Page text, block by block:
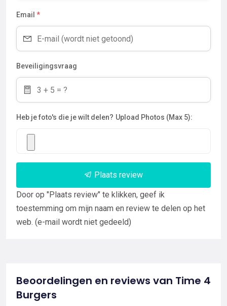
Email *
Beveiligingsvraag
Heb je foto's die je wilt delen? Upload Photos (Max 5):
Plaats review
Door op "Plaats review" te klikken, geef ik
toestemming om mijn naam en review te delen op het
web. (e-mail wordt niet gedeeld)
Beoordelingen en reviews van Time 4
Burgers